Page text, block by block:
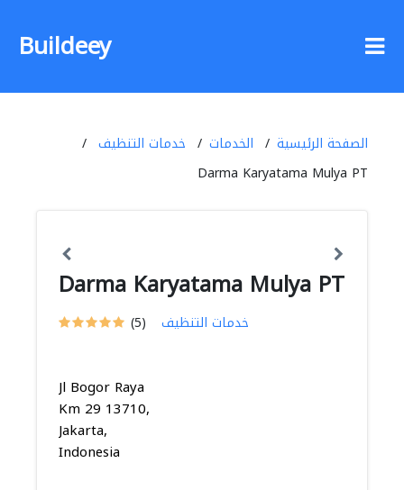
Buildeey
الصفحة الرئيسية الخدمات
خدمات التنظيف
Darma Karyatama Mulya PT
Darma Karyatama Mulya PT
(5) خدمات التنظيف
Jl Bogor Raya
Km 29 13710,
Jakarta,
Indonesia